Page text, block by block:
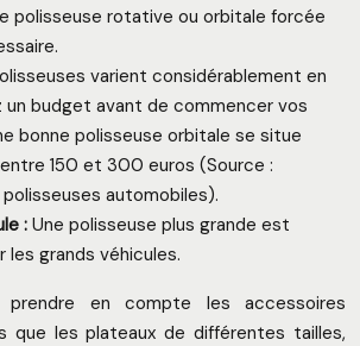
polisseuse rotative ou orbitale forcée
varient considérablement en
un budget avant de commencer vos
bonne polisseuse orbitale se situe
150 et 300 euros (Source :
automobiles).
: Une polisseuse plus grande est
les grands véhicules.
prendre en compte les accessoires
que les plateaux de différentes tailles,